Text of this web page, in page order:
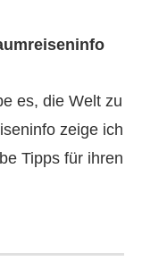
es, die Welt zu
zeige ich
Tipps für ihren